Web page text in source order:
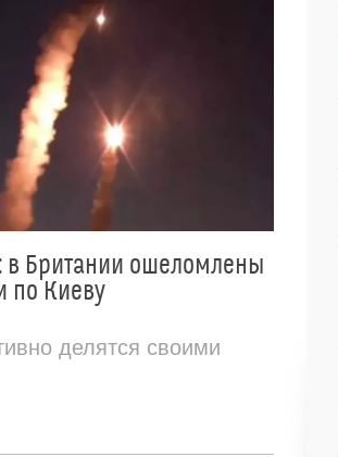
в Британии ошеломлены
по Киеву
делятся своими